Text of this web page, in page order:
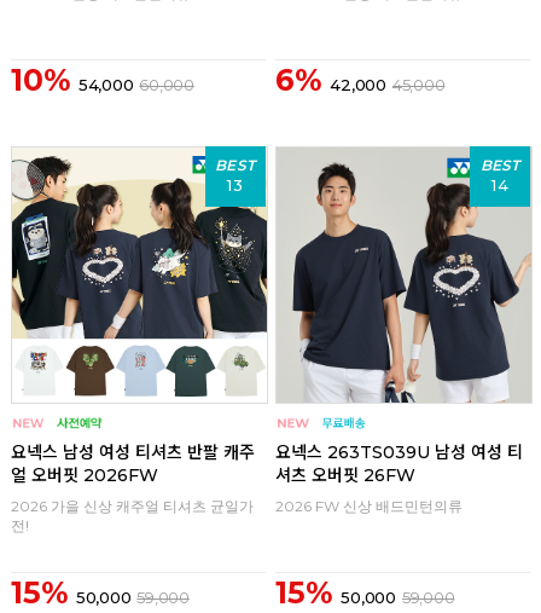
10% 54,000 60,000 6% 42,000 45,000
BEST
13
요넥스 남성 여성 티셔츠 반팔 캐주
얼 오버핏 2026FW
2026 가을 신상 캐주얼 티셔츠 균일가
전!
15% 50,000 59,000
BEST
14
요넥스 263TS039U 남성 여성 티
셔츠 오버핏 26FW
2026 FW 신상 배드민턴의류
15% 50,000 59,000